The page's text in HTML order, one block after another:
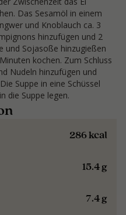
Das Sesamöl in einem
und Knoblauch ca. 3
hinzufügen und 2
und Sojasoße hinzugießen
kochen. Zum Schluss
Nudeln hinzufügen und
Suppe in eine Schüssel
die Suppe legen.
286 kcal
15.4 g
7.4 g